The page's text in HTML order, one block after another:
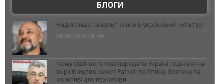
БЛОГИ
Надія лише на культ жінки в українській культурі
06.08.2026 08:49
Чому США не готові передати Україні ліцензію на
виробництво ракет Patriot: політика, безпека та
можливі альтернативи